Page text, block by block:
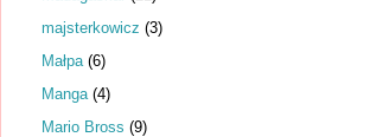
majsterkowicz (3)
Małpa (6)
Manga (4)
Mario Bross (9)